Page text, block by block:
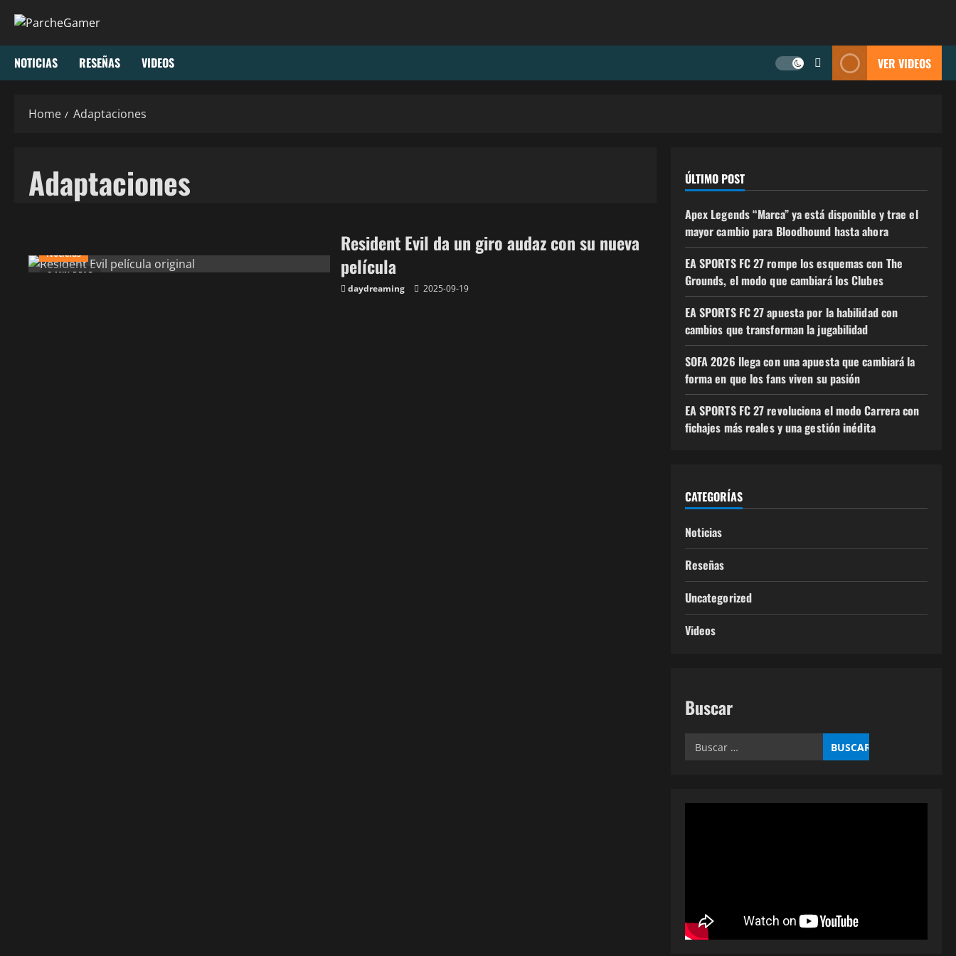
NOTICIAS RESEÑAS VIDEOS VER VIDEOS
Home Adaptaciones
Adaptaciones
3 MIN READ
Noticias
Resident Evil da un giro audaz con su nueva
película
daydreaming 2025-09-19
ÚLTIMO POST
Apex Legends “Marca” ya está disponible y trae el
mayor cambio para Bloodhound hasta ahora
EA SPORTS FC 27 rompe los esquemas con The
Grounds, el modo que cambiará los Clubes
EA SPORTS FC 27 apuesta por la habilidad con
cambios que transforman la jugabilidad
SOFA 2026 llega con una apuesta que cambiará la
forma en que los fans viven su pasión
EA SPORTS FC 27 revoluciona el modo Carrera con
fichajes más reales y una gestión inédita
CATEGORÍAS
Noticias
Reseñas
Uncategorized
Videos
Buscar